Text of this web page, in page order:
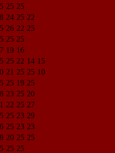
25 25
24 25 22
26 22 25
25 25
19 16
25 22 14 15
21 25 25 10
25 19 25
23 25 20
22 25 27
25 23 29
25 23 23
20 25 25
25 25